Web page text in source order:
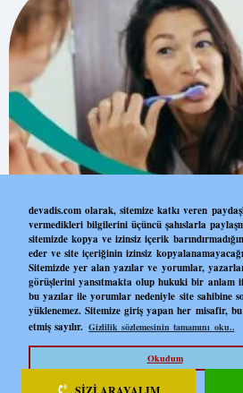
devadis.com olarak, sitemize katkı veren
vermedikleri bilgilerini üçüncü şahıslarla
sitemizde kopya ve izinsiz içerik
eder ve site içeriğinin izinsiz
Sitemizde yer alan yazılar ve yorumlar,
görüşlerini yansıtmakta olup hukuki bir anlam
bu yazılar ile yorumlar nedeniyle site sahibine
yüklenemez. Sitemize giriş yapan her misafir,
etmiş sayılır. Gizlilik sözlemesinin tamamını oku..
Okudum
Ağız Bakımı
©Onyfems©2020 DesigningMedia. Sitemiz
Güncellenmiştir. Sitedeki tüm içerikler
Kullanılması ve kopyalanması yasaktır.
bilgilendirmek içindir, bu bilgilendirme